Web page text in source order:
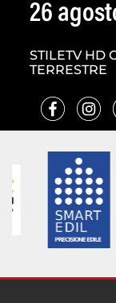
26
STILETV HD
TERRESTRE